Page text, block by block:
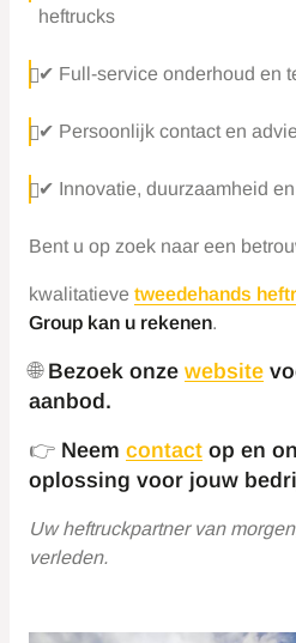
heftrucks
✔ Full-service onderhoud en
✔ Persoonlijk contact en
✔ Innovatie, duurzaamheid
Bent u op zoek naar een
kwalitatieve tweedehands
Group kan u rekenen.
🌐 Bezoek onze website
aanbod.
👉 Neem contact op en
oplossing voor jouw
Uw heftruckpartner van
verleden.